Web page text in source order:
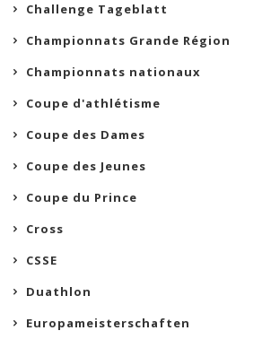
Challenge Tageblatt
Championnats Grande Région
Championnats nationaux
Coupe d'athlétisme
Coupe des Dames
Coupe des Jeunes
Coupe du Prince
Cross
CSSE
Duathlon
Europameisterschaften